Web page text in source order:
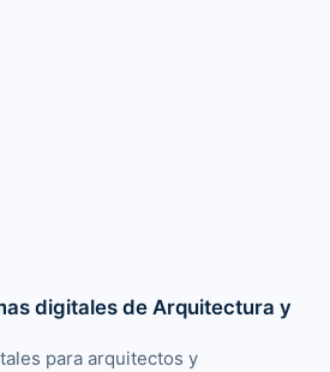
digitales de Arquitectura y
para arquitectos y